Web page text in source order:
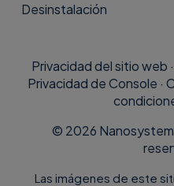
Desinstalación
Privacidad del sitio web ·
Privacidad de Console ·
© 2026
Las imágenes de este